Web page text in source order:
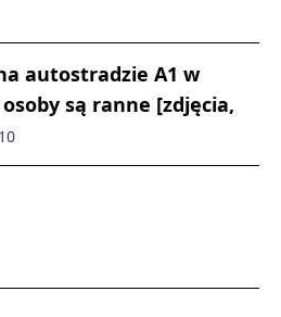
autostradzie A1 w
są ranne [zdjęcia,